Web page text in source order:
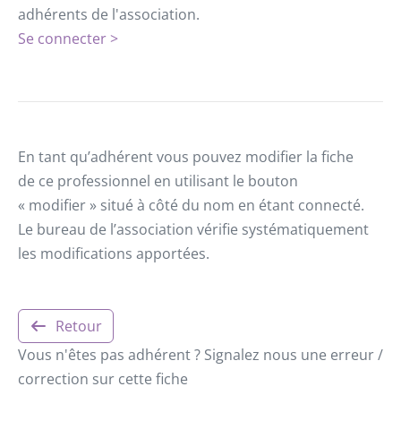
adhérents de l'association.
Se connecter >
En tant qu’adhérent vous pouvez modifier la fiche
de ce professionnel en utilisant le bouton
« modifier » situé à côté du nom en étant connecté.
Le bureau de l’association vérifie systématiquement
les modifications apportées.
Retour
Vous n'êtes pas adhérent ? Signalez nous une erreur /
correction sur cette fiche